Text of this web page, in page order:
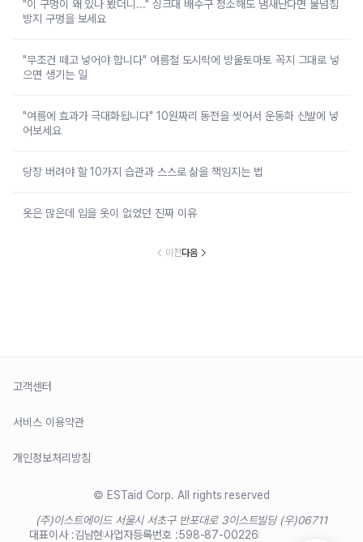
"이 구멍이 왜 있나 봤더니..." 싱크대 배수구 청소해도 냄새난다면 물넘침
방지 구멍을 보세요
"무조건 떼고 넣어야 합니다" 여름철 도시락에 방울토마토 꼭지 그대로 넣
으면 생기는 일
"여름에 효과가 극대화됩니다" 10원짜리 동전을 씻어서 운동화 신발에 넣
어보세요
당장 버려야 할 10가지 습관과 스스로 삶을 책임지는 법
옷은 많은데 입을 옷이 없었던 진짜 이유
이전다음
고객센터
서비스 이용약관
개인정보처리방침
© ESTaid Corp. All rights reserved
(주)이스트에이드 서울시 서초구 반포대로 3이스트빌딩 (우)06711
대표이사 :김남현사업자등록번호 :598-87-00226